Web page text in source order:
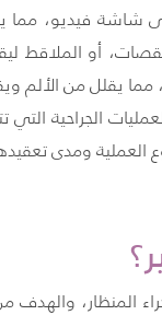
شاشة فيديو، مما
أو الملاقط
الجراحية
ومدى
المنظار،